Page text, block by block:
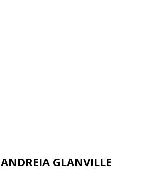
ANDREIA GLANVILLE